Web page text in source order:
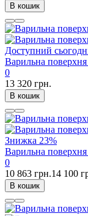
В кошик
Доступний
Варильна
0
13 320 грн.
В кошик
Знижка 23%
Варильна
0
10 863 грн.14 100
В кошик